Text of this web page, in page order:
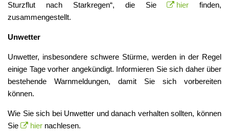
Sturzflut nach Starkregen“, die Sie
hier finden,
zusammengestellt.
Unwetter
Unwetter, insbesondere schwere Stürme, werden in der Regel
einige Tage vorher angekündigt. Informieren Sie sich daher über
bestehende Warnmeldungen, damit Sie sich vorbereiten
können.
Wie Sie sich bei Unwetter und danach verhalten sollten, können
Sie
hiernachlesen.